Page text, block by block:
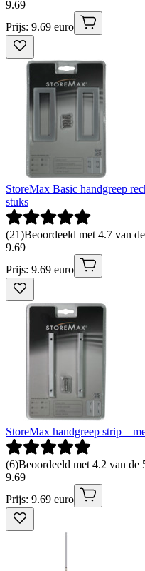
9.69
Prijs: 9.69 euro
StoreMax Basic handgreep
stuks
(21)Beoordeeld met 4.7 van
9.69
Prijs: 9.69 euro
StoreMax handgreep strip –
(6)Beoordeeld met 4.2 van de
9.69
Prijs: 9.69 euro